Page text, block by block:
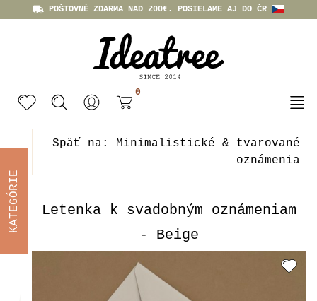
POŠTOVNÉ ZDARMA NAD 200€. POSIELAME AJ DO ČR
0
Späť na: Minimalistické & tvarované
oznámenia
Letenka k svadobným oznámeniam
- Beige
KATEGÓRIE